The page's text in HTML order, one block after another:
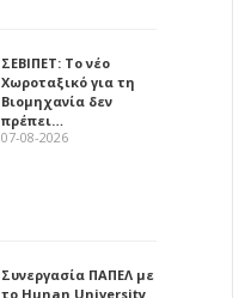
ΣΕΒΙΠΕΤ: Το νέο
Χωροταξικό για τη
Βιομηχανία δεν
πρέπει…
07-08-2026
Συνεργασία ΠΑΠΕΛ με
το Hunan University